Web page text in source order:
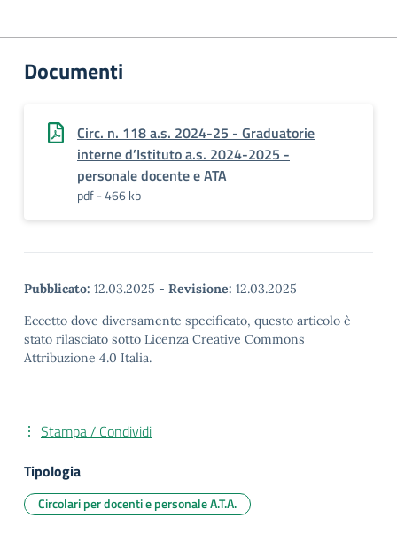
Documenti
Circ. n. 118 a.s. 2024-25 - Graduatorie
interne d’Istituto a.s. 2024-2025 -
personale docente e ATA
pdf - 466 kb
Pubblicato: 12.03.2025 - Revisione: 12.03.2025
Eccetto dove diversamente specificato, questo articolo è
stato rilasciato sotto Licenza Creative Commons
Attribuzione 4.0 Italia.
Stampa / Condividi
Tipologia
Circolari per docenti e personale A.T.A.